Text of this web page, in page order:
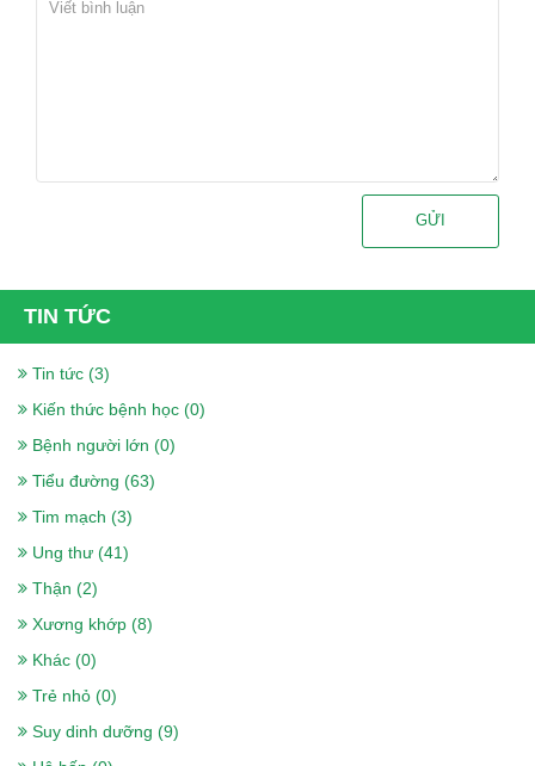
GỬI
TIN TỨC
Tin tức (3)
Kiến thức bệnh học (0)
Bệnh người lớn (0)
Tiểu đường (63)
Tim mạch (3)
Ung thư (41)
Thận (2)
Xương khớp (8)
Khác (0)
Trẻ nhỏ (0)
Suy dinh dưỡng (9)